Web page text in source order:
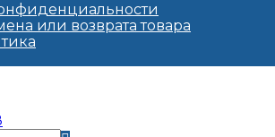
или возврата товара